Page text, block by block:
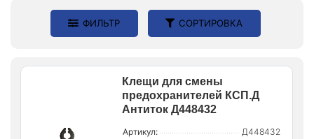
ФИЛЬТР СОРТИРОВКА
Клещи для смены
предохранителей КСП.Д
Антиток Д448432
Артикул:
Д448432